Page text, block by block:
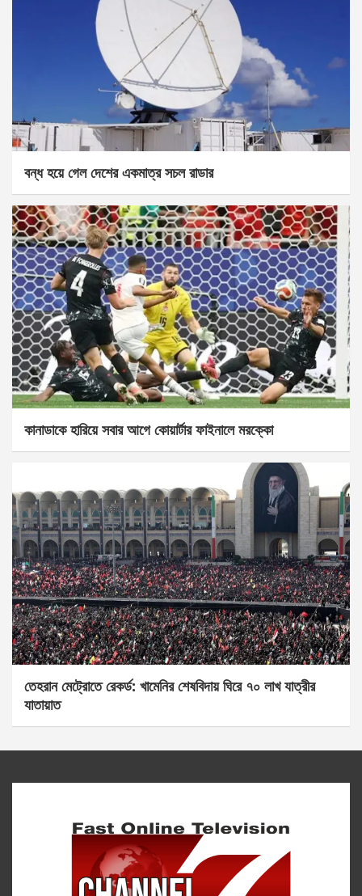
বন্ধ হয়ে গেল দেশের একমাত্র সচল রাডার
কানাডাকে হারিয়ে সবার আগে কোয়ার্টার ফাইনালে মরক্কো
তেহরান মেট্রোতে রেকর্ড: খামেনির শেষবিদায় ঘিরে ৭০ লাখ যাত্রীর
যাতায়াত